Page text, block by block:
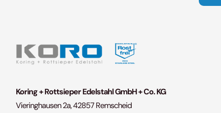
Koring + Rottsieper Edelstahl GmbH + Co. KG
Vieringhausen 2a, 42857 Remscheid